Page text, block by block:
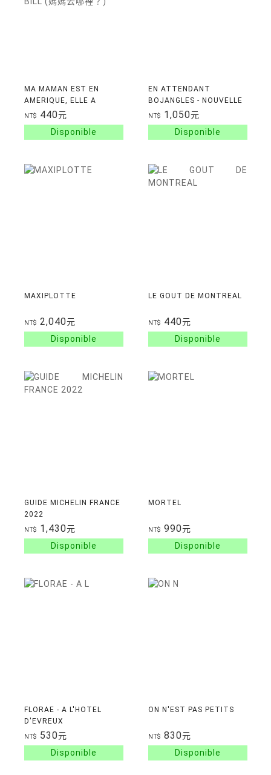
MA MAMAN EST EN
AMERIQUE, ELLE A
RENCONTRE BUFFALO
BILL (媽媽去哪裡？)
NT$ 440元
EN ATTENDANT
BOJANGLES - NOUVELLE
EDITION
NT$ 1,050元
MAXIPLOTTE
NT$ 2,040元
LE GOUT DE MONTREAL
NT$ 440元
GUIDE MICHELIN FRANCE
2022
NT$ 1,430元
MORTEL
NT$ 990元
FLORAE - A L'HOTEL
D'EVREUX
NT$ 530元
ON N'EST PAS PETITS
NT$ 830元